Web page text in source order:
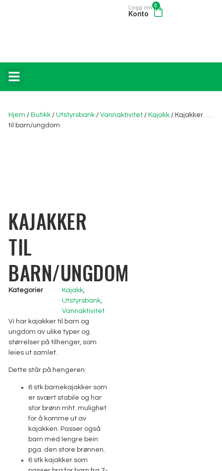
Logg inn
Konto
0
Hjem / Butikk / Utstyrsbank / Vannaktivitet / Kajakk / Kajakker
til barn/ungdom
KAJAKKER
TIL
BARN/UNGDOM
Kategorier Kajakk
Utstyrsbank
Vannaktivitet
Vi har kajakker til barn og
ungdom av ulike typer og
størrelser på tilhenger, som
leies ut samlet.
Dette står på hengeren:
6 stk barnekajakker som
er svært stabile og har
stor brønn mht. mulighet
for å komme ut av
kajakken. Passer også
barn med lengre bein
pga. den store brønnen.
6 stk kajakker som